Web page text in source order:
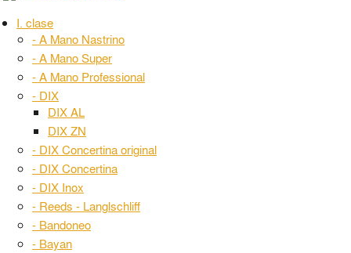
I. clase
- A Mano Nastrino
- A Mano Super
- A Mano Professional
- DIX
DIX AL
DIX ZN
- DIX Concertina original
- DIX Concertina
- DIX Inox
- Reeds - Langlschliff
- Bandoneo
- Bayan